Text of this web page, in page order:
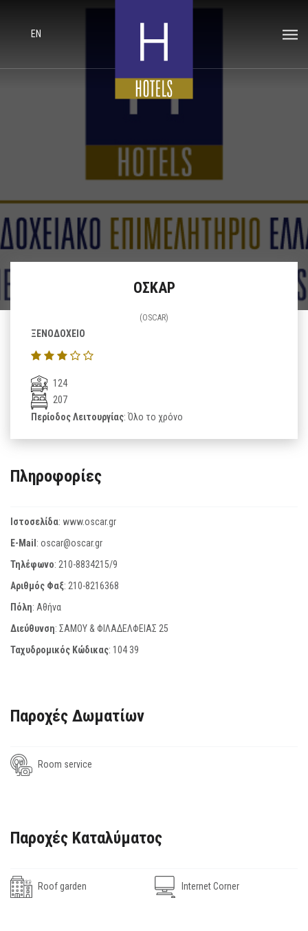
EN
ΟΣΚΑΡ
(OSCAR)
ΞΕΝΟΔΟΧΕΙΟ
124
207
Περίοδος Λειτουργίας: Όλο το χρόνο
Πληροφορίες
Ιστοσελίδα: www.oscar.gr
E-Mail: oscar@oscar.gr
Τηλέφωνο: 210-8834215/9
Αριθμός Φαξ: 210-8216368
Πόλη: Αθήνα
Διεύθυνση: ΣΑΜΟΥ & ΦΙΛΑΔΕΛΦΕΙΑΣ 25
Ταχυδρομικός Κώδικας: 104 39
Παροχές Δωματίων
Room service
Παροχές Καταλύματος
Roof garden Internet Corner